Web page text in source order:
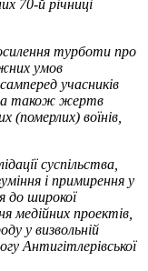
70-й річниці
турботи про
умов
учасників
а також жертв
(померлих) воїнів,
суспільства,
і примирення у
до широкої
медійних проектів,
у визвольній
Антигітлерівської